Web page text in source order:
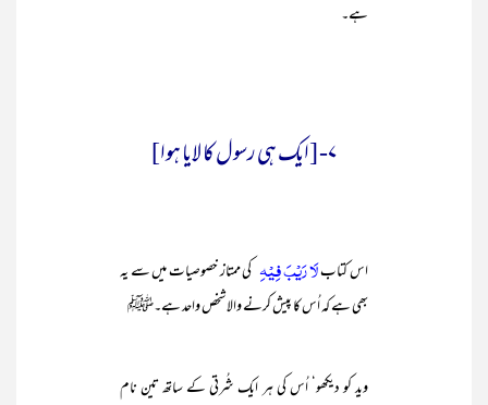
ہے۔
۷- [ایک ہی رسول کا لایا ہوا]
اس کتابلَا رَيْبَ فِيْهِ کی ممتاز خصوصیات میں سے یہ
بھی ہے کہ اُس کا پیش کرنے والا شخص واحد ہے۔ﷺ
وید کو دیکھو‘ اُس کی ہر ایک شُرتی کے ساتھ تین نام